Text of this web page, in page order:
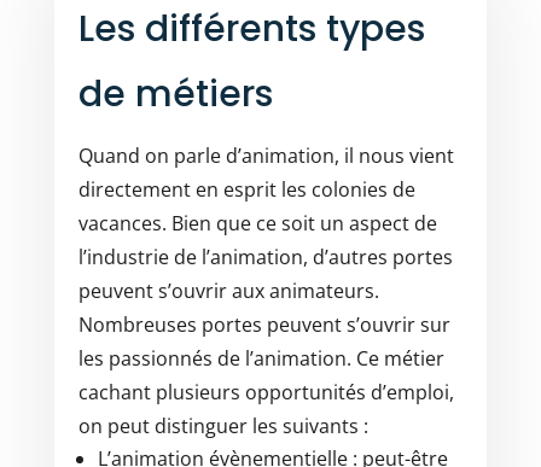
Les différents types
de métiers
Quand on parle d’animation, il nous vient
directement en esprit les colonies de
vacances. Bien que ce soit un aspect de
l’industrie de l’animation, d’autres portes
peuvent s’ouvrir aux animateurs.
Nombreuses portes peuvent s’ouvrir sur
les passionnés de l’animation. Ce métier
cachant plusieurs opportunités d’emploi,
on peut distinguer les suivants :
L’animation évènementielle : peut-être